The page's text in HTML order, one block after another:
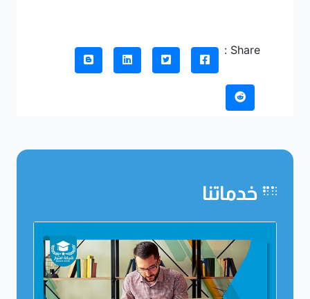
Share :
خدماتنا